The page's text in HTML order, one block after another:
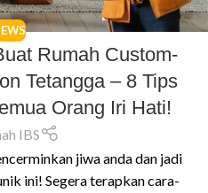
Rumah Custom-
Tetangga – 8 Tips
Orang Iri Hati!
IBS
jiwa anda dan jadi
ini! Segera terapkan cara-